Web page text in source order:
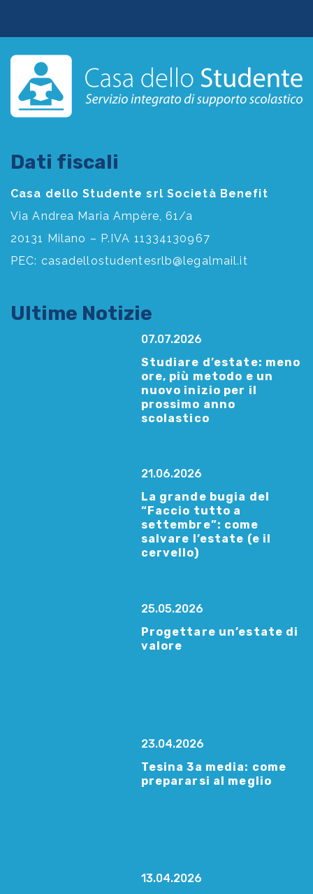
Dati fiscali
Casa dello Studente srl Società Benefit
Via Andrea Maria Ampère, 61/a
20131 Milano – P.IVA 11334130967
PEC: casadellostudentesrlb@legalmail.it
Ultime Notizie
07.07.2026
Studiare d’estate: meno
ore, più metodo e un
nuovo inizio per il
prossimo anno
scolastico
21.06.2026
La grande bugia del
“Faccio tutto a
settembre”: come
salvare l’estate (e il
cervello)
25.05.2026
Progettare un’estate di
valore
23.04.2026
Tesina 3a media: come
prepararsi al meglio
13.04.2026